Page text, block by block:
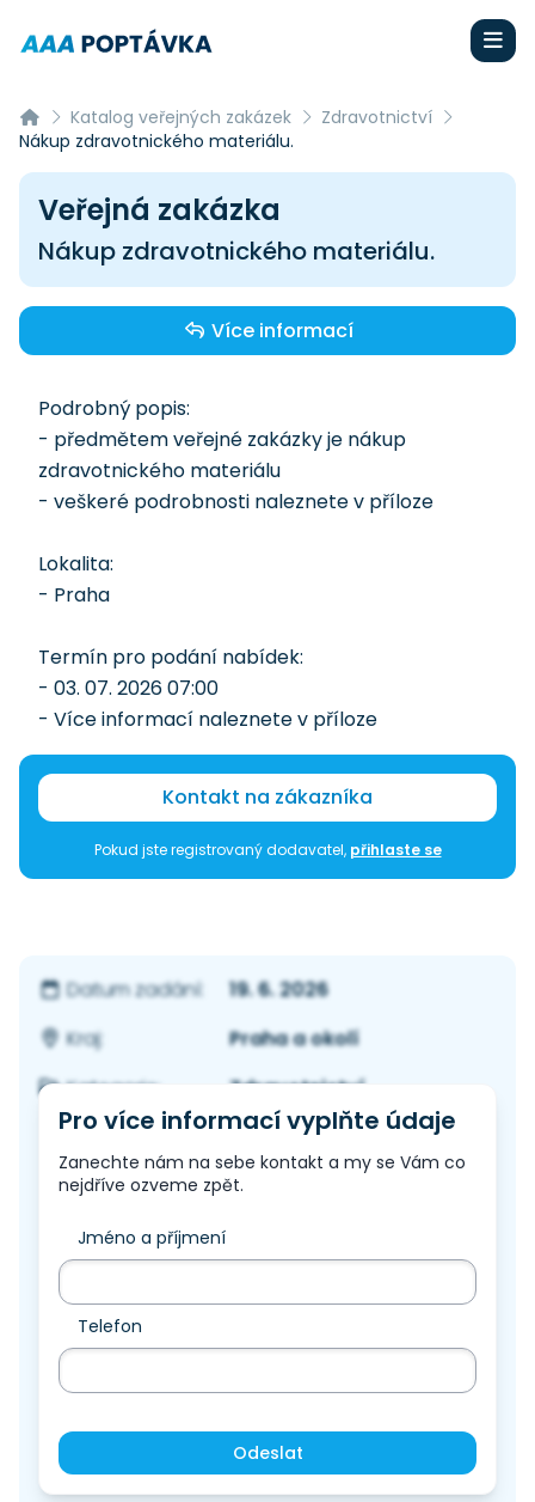
Katalog veřejných zakázek
Zdravotnictví
Nákup zdravotnického materiálu.
Veřejná zakázka
Nákup zdravotnického materiálu.
Více informací
Podrobný popis:
- předmětem veřejné zakázky je nákup
zdravotnického materiálu
- veškeré podrobnosti naleznete v příloze
Lokalita:
- Praha
Termín pro podání nabídek:
- 03. 07. 2026 07:00
- Více informací naleznete v příloze
Kontakt na zákazníka
Pokud jste registrovaný dodavatel, přihlaste se
Datum zadání:
19. 6. 2026
Kraj:
Praha a okolí
Kategorie:
Zdravotnictví
Pro více informací vyplňte údaje
Zanechte nám na sebe kontakt a my se Vám co
nejdříve ozveme zpět.
Jméno a příjmení
Telefon
Odeslat